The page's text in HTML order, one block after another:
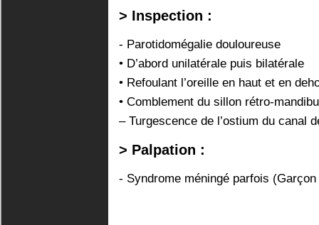
> Inspection :
- Parotidomégalie douloureuse
• D’abord unilatérale puis bilatérale
• Refoulant l’oreille en haut et en
• Comblement du sillon rétro-
– Turgescence de l’ostium du canal
> Palpation :
- Syndrome méningé parfois